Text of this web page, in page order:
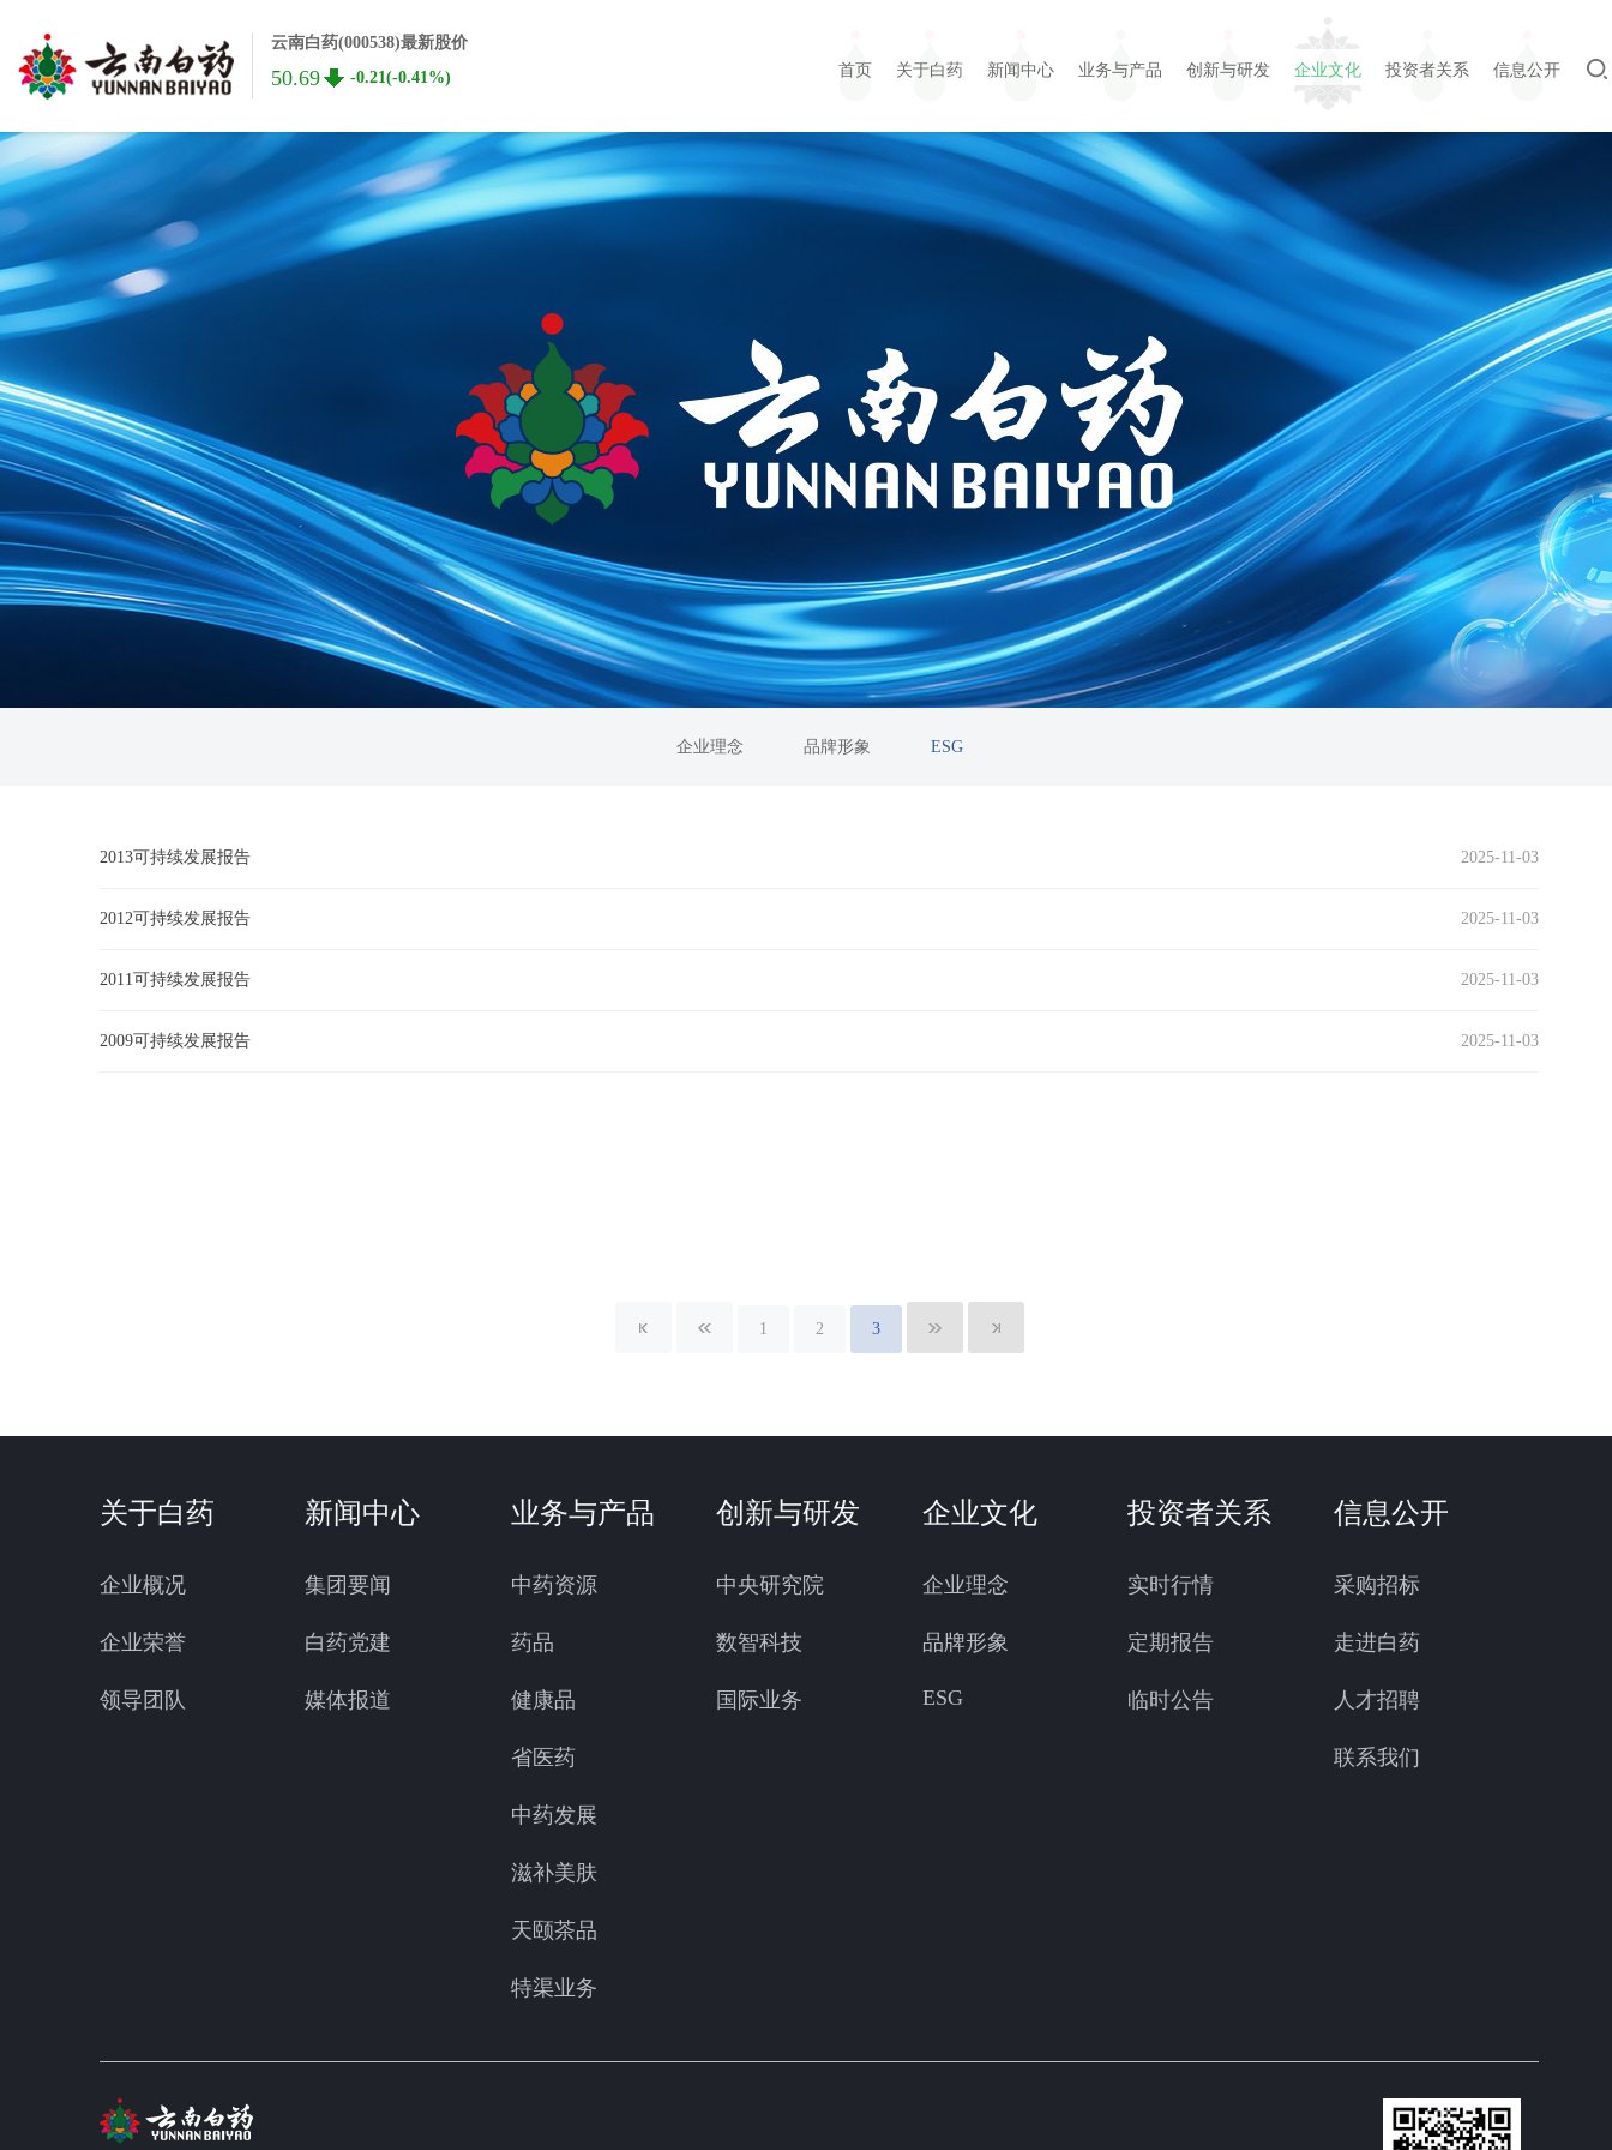
云南白药(000538)最新股价
50.69 -0.21(-0.41%) 首页 关于白药 新闻中心 业务与产品 创新与研发 企业文化 投资者关系 信息公开
企业理念 品牌形象 ESG
2013可持续发展报告 2025-11-03
2012可持续发展报告 2025-11-03
2011可持续发展报告 2025-11-03
2009可持续发展报告 2025-11-03
1 2 3
关于白药
企业概况
企业荣誉
领导团队
新闻中心
集团要闻
白药党建
媒体报道
业务与产品
中药资源
药品
健康品
省医药
中药发展
滋补美肤
天颐茶品
特渠业务
创新与研发
中央研究院
数智科技
国际业务
企业文化
企业理念
品牌形象
ESG
投资者关系
实时行情
定期报告
临时公告
信息公开
采购招标
走进白药
人才招聘
联系我们